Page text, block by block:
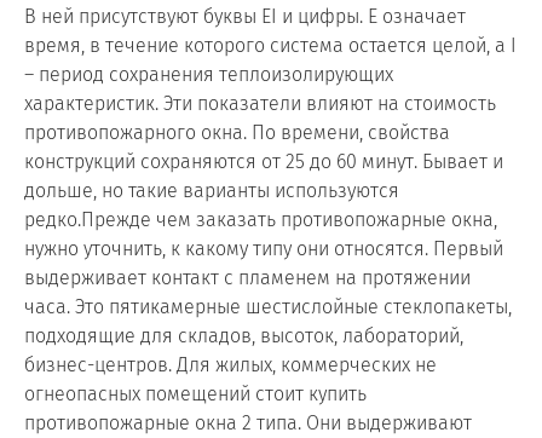
В ней присутствуют буквы EI и цифры. E означает
время, в течение которого система остается целой, а I
– период сохранения теплоизолирующих
характеристик. Эти показатели влияют на стоимость
противопожарного окна. По времени, свойства
конструкций сохраняются от 25 до 60 минут. Бывает и
дольше, но такие варианты используются
редко.Прежде чем заказать противопожарные окна,
нужно уточнить, к какому типу они относятся. Первый
выдерживает контакт с пламенем на протяжении
часа. Это пятикамерные шестислойные стеклопакеты,
подходящие для складов, высоток, лабораторий,
бизнес-центров. Для жилых, коммерческих не
огнеопасных помещений стоит купить
противопожарные окна 2 типа. Они выдерживают